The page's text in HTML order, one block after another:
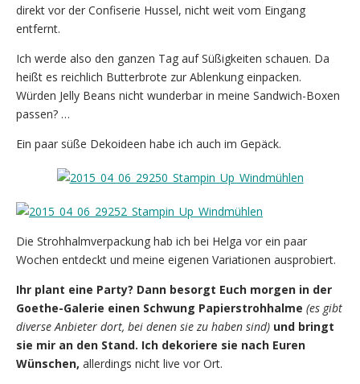
direkt vor der Confiserie Hussel, nicht weit vom Eingang
entfernt.
Ich werde also den ganzen Tag auf Süßigkeiten schauen. Da
heißt es reichlich Butterbrote zur Ablenkung einpacken.
Würden Jelly Beans nicht wunderbar in meine Sandwich-Boxen
passen? …
Ein paar süße Dekoideen habe ich auch im Gepäck.
Die Strohhalmverpackung hab ich bei Helga vor ein paar
Wochen entdeckt und meine eigenen Variationen ausprobiert.
Ihr plant eine Party? Dann besorgt Euch morgen in der
Goethe-Galerie einen Schwung Papierstrohhalme (es gibt
diverse Anbieter dort, bei denen sie zu haben sind) und bringt
sie mir an den Stand. Ich dekoriere sie nach Euren
Wünschen, allerdings nicht live vor Ort.